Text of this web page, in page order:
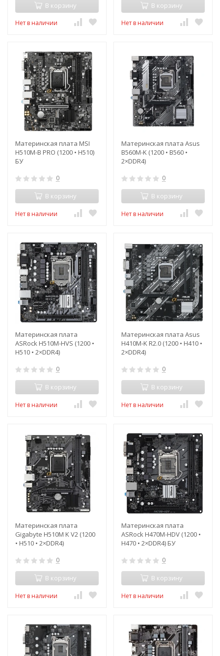
В корзину
Нет в наличии
В корзину
Нет в наличии
Материнская плата MSI
H510M-B PRO (1200 • H510)
БУ
0
В корзину
Нет в наличии
Материнская плата Asus
B560M-K (1200 • B560 •
2×DDR4)
0
В корзину
Нет в наличии
Материнская плата
ASRock H510M-HVS (1200 •
H510 • 2×DDR4)
0
В корзину
Нет в наличии
Материнская плата Asus
H410M-K R2.0 (1200 • H410 •
2×DDR4)
0
В корзину
Нет в наличии
Материнская плата
Gigabyte H510M K V2 (1200
• H510 • 2×DDR4)
0
В корзину
Нет в наличии
Материнская плата
ASRock H470M-HDV (1200 •
H470 • 2×DDR4) БУ
0
В корзину
Нет в наличии